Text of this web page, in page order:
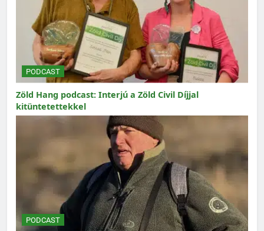
PODCAST
Zöld Hang podcast: Interjú a Zöld Civil Díjjal
kitüntetettekkel
PODCAST